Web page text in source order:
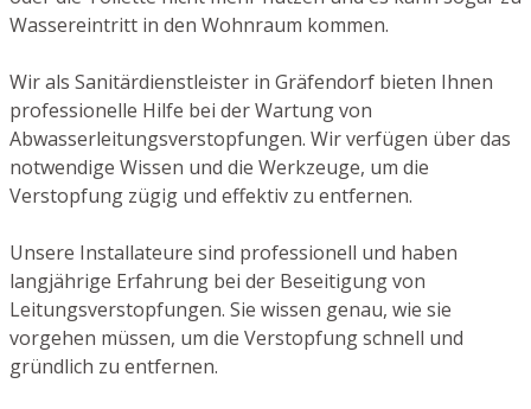
Wassereintritt in den Wohnraum kommen.
Wir als Sanitärdienstleister in Gräfendorf bieten Ihnen
professionelle Hilfe bei der Wartung von
Abwasserleitungsverstopfungen. Wir verfügen über das
notwendige Wissen und die Werkzeuge, um die
Verstopfung zügig und effektiv zu entfernen.
Unsere Installateure sind professionell und haben
langjährige Erfahrung bei der Beseitigung von
Leitungsverstopfungen. Sie wissen genau, wie sie
vorgehen müssen, um die Verstopfung schnell und
gründlich zu entfernen.